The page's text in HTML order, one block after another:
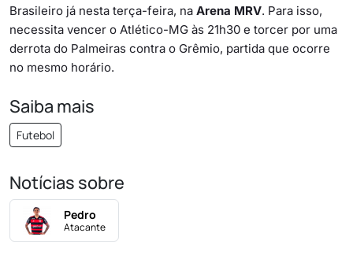
Brasileiro já nesta terça-feira, na Arena MRV. Para isso,
necessita vencer o Atlético-MG às 21h30 e torcer por uma
derrota do Palmeiras contra o Grêmio, partida que ocorre
no mesmo horário.
Saiba mais
Futebol
Notícias sobre
Pedro
Atacante